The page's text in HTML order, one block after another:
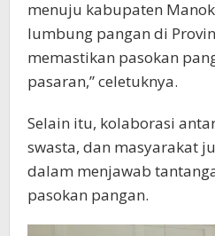
“Peningkatan investasi di
pengembangan
pertanian, serta
modal dan akses pasar,
dukungan nyata bagi